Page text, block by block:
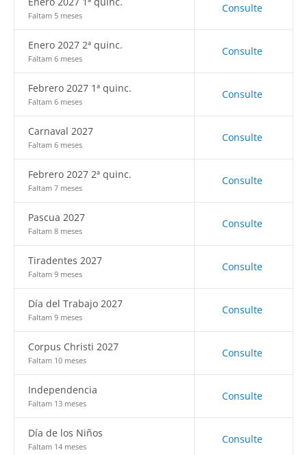
Faltam 5 meses
Consulte
Enero 2027 2ª quinc.
Faltam 6 meses
Consulte
Febrero 2027 1ª quinc.
Faltam 6 meses
Consulte
Carnaval 2027
Faltam 6 meses
Consulte
Febrero 2027 2ª quinc.
Faltam 7 meses
Consulte
Pascua 2027
Faltam 8 meses
Consulte
Tiradentes 2027
Faltam 9 meses
Consulte
Día del Trabajo 2027
Faltam 9 meses
Consulte
Corpus Christi 2027
Faltam 10 meses
Consulte
Independencia
Faltam 13 meses
Consulte
Día de los Niños
Faltam 14 meses
Consulte